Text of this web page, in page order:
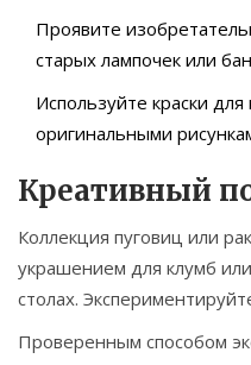
Проявите
старых лампочек или
Используйте краски
оригинальными
Креативный
Коллекция пуговиц или
украшением для клумб
столах.
Проверенным способом